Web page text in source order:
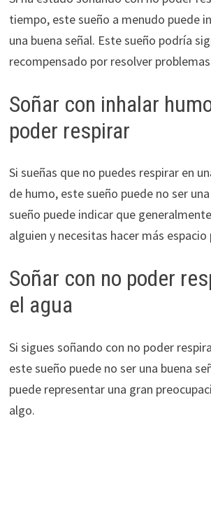
tiempo, este sueño a menudo puede
una buena señal. Este sueño podría
recompensado por resolver
Soñar con inhalar
poder respirar
Si sueñas que no puedes respirar en
de humo, este sueño puede no ser
sueño puede indicar que
alguien y necesitas hacer más espacio
Soñar con no poder
el agua
Si sigues soñando con no poder
este sueño puede no ser una buena
puede representar una gran
algo.